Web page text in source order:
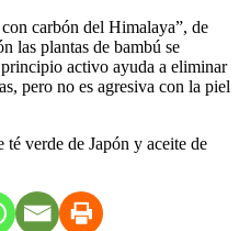
carbón del Himalaya”, de
las plantas de bambú se
activo ayuda a eliminar
pero no es agresiva con la piel
verde de Japón y aceite de